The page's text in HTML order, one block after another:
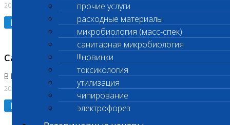
прочие услуги
расходные материалы
микробиология (масс-спек)
санитарная микробиология
!!!новинки
токсикология
утилизация
чипирование
электрофорез
20.07.2026
Подробнее
Санитарный день
В Бутово 21.07.2026
20.07.2026
Подробнее